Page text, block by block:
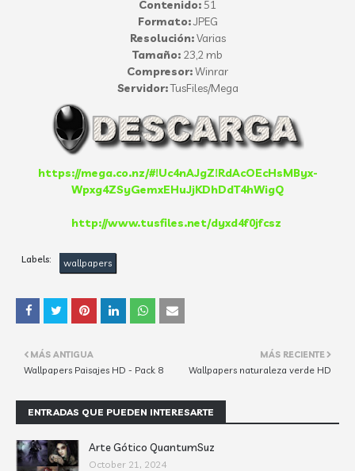
Contenido: 51
Formato:JPEG
Resolución:Varias
Tamaño: 23,2 mb
Compresor:Winrar
Servidor:TusFiles/Mega
https://mega.co.nz/#!Uc4nAJgZ!RdAcOEcHsMByx-
Wpxg4ZSyGemxEHuJjKDhDdT4hWigQ
http://www.tusfiles.net/dyxd4f0jfcsz
Labels: wallpapers
MÁS RECIENTE
Wallpapers naturaleza verde HD
MÁS ANTIGUA
Wallpapers Paisajes HD - Pack 8
ENTRADAS QUE PUEDEN INTERESARTE
Arte Gótico QuantumSuz
October 21, 2024